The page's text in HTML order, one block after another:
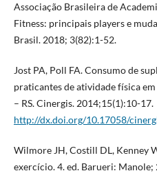
Associação Brasileira de
Fitness: principais players e
Brasil. 2018; 3(82):1-52.
Jost PA, Poll FA. Consumo de
praticantes de atividade física
– RS. Cinergis. 2014;15(1):10-17.
http://dx.doi.org/10.17058/
Wilmore JH, Costill DL, Kenney
exercício. 4. ed. Barueri: Manole;